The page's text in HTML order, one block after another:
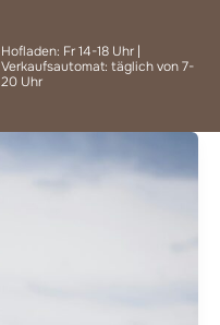
Hofladen: Fr 14-18 Uhr |
Verkaufsautomat: täglich von 7-
20 Uhr